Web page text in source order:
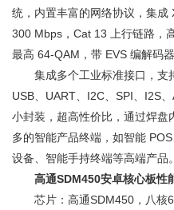
统，内置丰富的网络协议，集成
300 Mbps，Cat 13 上行链路，
最高 64-QAM，带 EVS 编解码
集成多个工业标准接口，支
USB、UART、I2C、SPI、I2S
小封装，超高性价比，通过焊盘
多的智能产品终端，如智能
设备、智能手持终端等高端产品。
高通SDM450安卓核心板性
芯片：高通SDM450，八核